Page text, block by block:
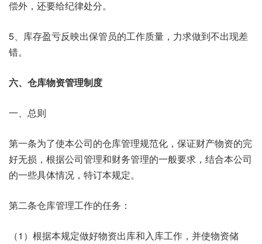
偿外，还要给纪律处分。
5、库存盈亏反映出保管员的工作质量，力求做到不出现差
错。
六、仓库物资管理制度
一、总则
第一条为了使本公司的仓库管理规范化，保证财产物资的完
好无损，根据公司管理和财务管理的一般要求，结合本公司
的一些具体情况，特订本规定。
第二条仓库管理工作的任务：
（1）根据本规定做好物资出库和入库工作，并使物资储